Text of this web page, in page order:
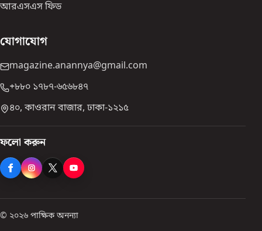
আরএসএস ফিড
যোগাযোগ
magazine.anannya@gmail.com
+৮৮০ ১৭৮৭-৬৫৬৮৪৭
৪০, কাওরান বাজার, ঢাকা-১২১৫
ফলো করুন
© ২০২৬ পাক্ষিক অনন্যা